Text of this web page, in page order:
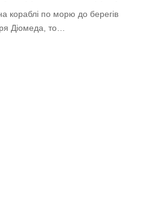
кораблі по морю до берегів
Діомеда, то…